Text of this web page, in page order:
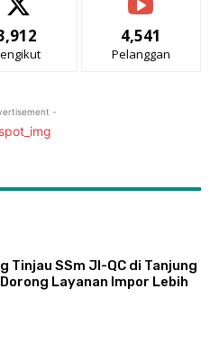
4,541
Pelanggan
-
Tinjau SSm JI-QC di Tanjung
Layanan Impor Lebih